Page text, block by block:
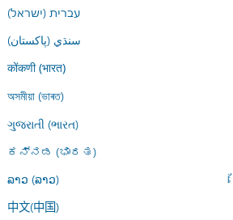
עברית (ישראל)
سنڌي (پاکستان)
कोंकणी (भारत)
অসমীয়া (ভাৰত)
ગુજરાતી (ભારત)
ಕನ್ನಡ (ಭಾರತ)
ລາວ (ລາວ)
中文(中国)